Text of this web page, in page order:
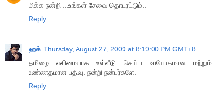
மிக்க நன்றி ...உங்கள் சேவை தொடரட்டும்..
Reply
ஹக் Thursday, August 27, 2009 at 8:19:00 PM GMT+8
தமிழை எளிமையாக உள்ளீடு செய்ய உபயோகமான மற்றும்
உண்ணதமான பதிவு. நன்றி நன்பர்களே.
Reply